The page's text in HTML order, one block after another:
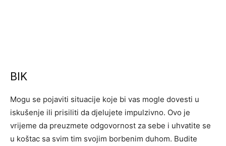
BIK
Mogu se pojaviti situacije koje bi vas mogle dovesti u
iskušenje ili prisiliti da djelujete impulzivno. Ovo je
vrijeme da preuzmete odgovornost za sebe i uhvatite se
u koštac sa svim tim svojim borbenim duhom. Budite